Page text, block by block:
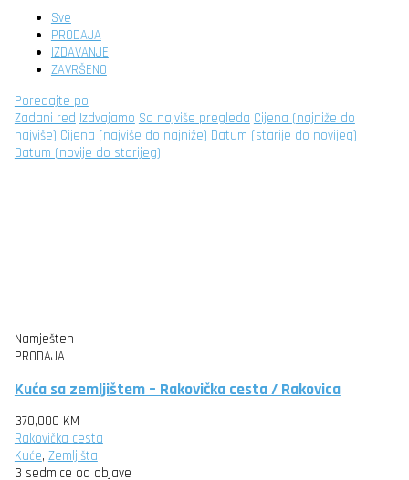
Sve
PRODAJA
IZDAVANJE
ZAVRŠENO
Poredajte po
Zadani red Izdvajamo Sa najviše pregleda Cijena (najniže do
najviše) Cijena (najviše do najniže) Datum (starije do novijeg)
Datum (novije do starijeg)
Namješten
PRODAJA
Kuća sa zemljištem – Rakovička cesta / Rakovica
370,000 KM
Rakovička cesta
Kuće, Zemljišta
3 sedmice od objave